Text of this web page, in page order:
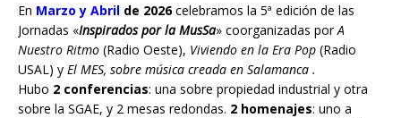
En Marzo y Abril de 2026celebramos la 5ª edición de las
Jornadas «Inspirados por la MusSa» coorganizadas porA
Nuestro Ritmo (Radio Oeste), Viviendo en la Era Pop (Radio
USAL) y El MES, sobre música creada en Salamanca .
Hubo 2 conferencias: una sobre propiedad industrial y otra
sobre la SGAE, y 2 mesas redondas. 2 homenajes: uno a